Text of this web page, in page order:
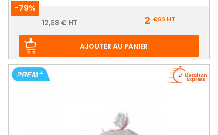
-79%
Prix
Prix
12,88 € HT 2 €69 HT
AJOUTER AU PANIER